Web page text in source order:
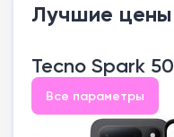
Лучшие цены
Tecno Spark 50
Все параметры